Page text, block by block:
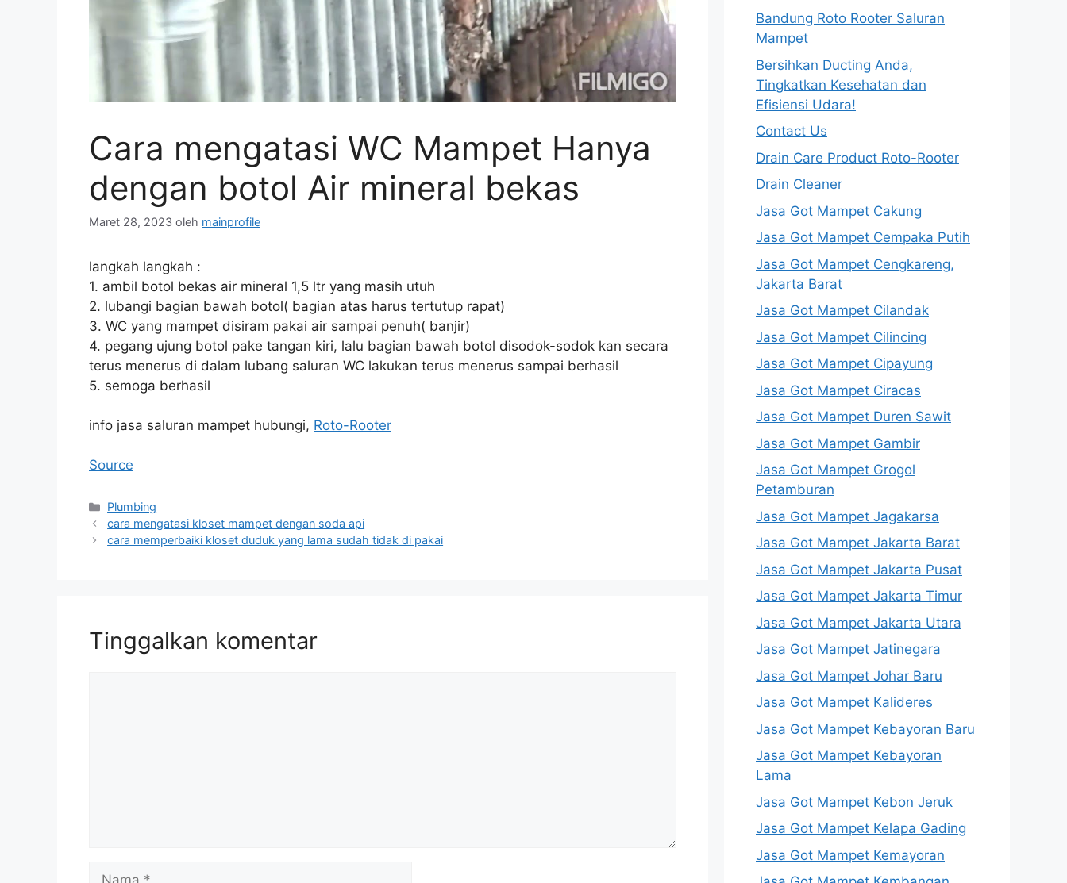
Cara mengatasi WC Mampet Hanya
dengan botol Air mineral bekas
Maret 28, 2023 oleh mainprofile
langkah langkah :
1. ambil botol bekas air mineral 1,5 ltr yang masih utuh
2. lubangi bagian bawah botol( bagian atas harus tertutup rapat)
3. WC yang mampet disiram pakai air sampai penuh( banjir)
4. pegang ujung botol pake tangan kiri, lalu bagian bawah botol disodok-sodok kan secara
terus menerus di dalam lubang saluran WC lakukan terus menerus sampai berhasil
5. semoga berhasil
info jasa saluran mampet hubungi, Roto-Rooter
Source
Kategori
Plumbing
cara mengatasi kloset mampet dengan soda api
cara memperbaiki kloset duduk yang lama sudah tidak di pakai
Tinggalkan komentar
Nama
Bandung Roto Rooter Saluran
Mampet
Bersihkan Ducting Anda,
Tingkatkan Kesehatan dan
Efisiensi Udara!
Contact Us
Drain Care Product Roto-Rooter
Drain Cleaner
Jasa Got Mampet Cakung
Jasa Got Mampet Cempaka Putih
Jasa Got Mampet Cengkareng,
Jakarta Barat
Jasa Got Mampet Cilandak
Jasa Got Mampet Cilincing
Jasa Got Mampet Cipayung
Jasa Got Mampet Ciracas
Jasa Got Mampet Duren Sawit
Jasa Got Mampet Gambir
Jasa Got Mampet Grogol
Petamburan
Jasa Got Mampet Jagakarsa
Jasa Got Mampet Jakarta Barat
Jasa Got Mampet Jakarta Pusat
Jasa Got Mampet Jakarta Timur
Jasa Got Mampet Jakarta Utara
Jasa Got Mampet Jatinegara
Jasa Got Mampet Johar Baru
Jasa Got Mampet Kalideres
Jasa Got Mampet Kebayoran Baru
Jasa Got Mampet Kebayoran
Lama
Jasa Got Mampet Kebon Jeruk
Jasa Got Mampet Kelapa Gading
Jasa Got Mampet Kemayoran